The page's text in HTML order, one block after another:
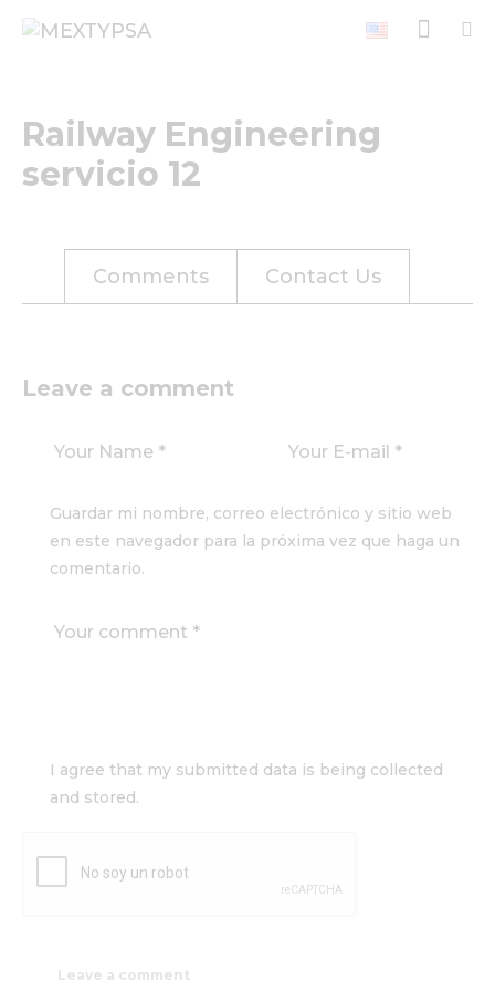
Railway Engineering
servicio 12
Comments Contact Us
Leave a comment
Guardar mi nombre, correo electrónico y sitio web
en este navegador para la próxima vez que haga un
comentario.
I agree that my submitted data is being collected
and stored.